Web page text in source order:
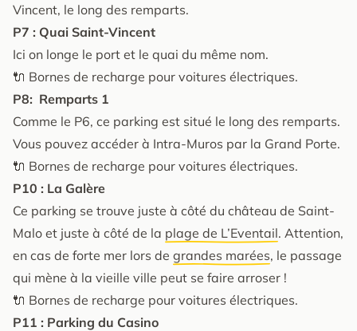
Vincent, le long des remparts.
P7 : Quai Saint-Vincent
Ici on longe le port et le quai du même nom.
🔌 Bornes de recharge pour voitures électriques.
P8: Remparts 1
Comme le P6, ce parking est situé le long des remparts.
Vous pouvez accéder à Intra-Muros par la Grand Porte.
🔌 Bornes de recharge pour voitures électriques.
P10 : La Galère
Ce parking se trouve juste à côté du château de Saint-
Malo et juste à côté de la plage de L’Eventail. Attention,
en cas de forte mer lors de grandes marées, le passage
qui mène à la vieille ville peut se faire arroser !
🔌 Bornes de recharge pour voitures électriques.
P11 : Parking du Casino